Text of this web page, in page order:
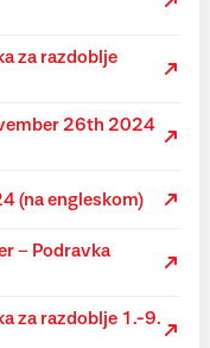
za razdoblje
26th 2024
(na engleskom)
– Podravka
za razdoblje 1.-9.